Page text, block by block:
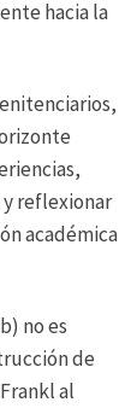
hacia la
reflexionar
académica
no es
de
al